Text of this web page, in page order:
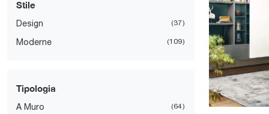
Stile
Design 37
Moderne 109
Tipologia
A Muro 64